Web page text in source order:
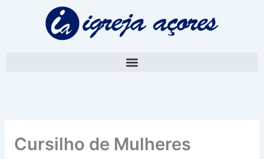
Cursilho de Mulheres
Mulheres